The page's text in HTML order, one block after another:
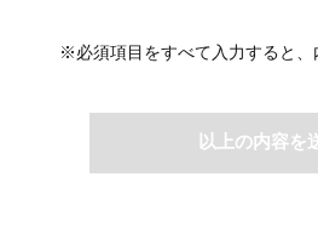
の物件情報を利用します。
（4）取引の相手方探索のために、購入希
ります。なお契約後、指定流通機構（宅
※必須項目をすべて入力すると、
以上の内容を